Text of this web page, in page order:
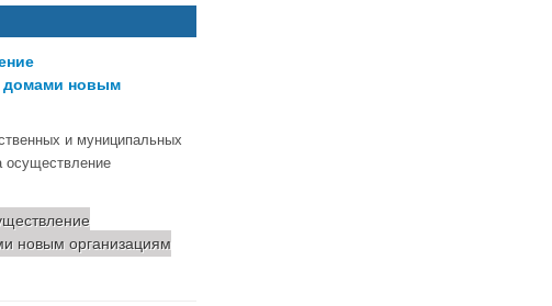
домами новым
и муниципальных
осуществление
новым организациям